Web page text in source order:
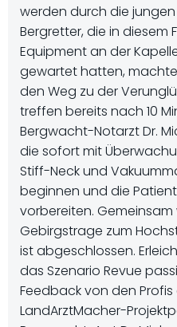
werden durch die jungen
Bergretter, die in diesem
Equipment an der
gewartet hatten,
den Weg zu der
treffen bereits nach 10
Bergwacht-Notarzt Dr.
die sofort mit
Stiff-Neck und
beginnen und die
vorbereiten.
Gebirgstrage zum
ist abgeschlossen.
das Szenario Revue
Feedback von den
LandArztMacher-